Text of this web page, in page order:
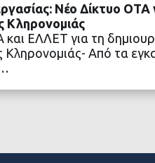
Νέο Δίκτυο ΟΤΑ
Κληρονομιάς
ΕΛΛΕΤ για τη
Κληρονομιάς- Από τα